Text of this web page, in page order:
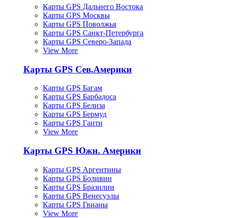
Карты GPS Дальнего Востока
Карты GPS Москвы
Карты GPS Поволжья
Карты GPS Санкт-Петербурга
Карты GPS Северо-Запада
View More
Карты GPS Сев.Америки
Карты GPS Багам
Карты GPS Барбадоса
Карты GPS Белиза
Карты GPS Бермуд
Карты GPS Гаити
View More
Карты GPS Южн. Америки
Карты GPS Аргентины
Карты GPS Боливии
Карты GPS Бразилии
Карты GPS Венесуэлы
Карты GPS Гвианы
View More